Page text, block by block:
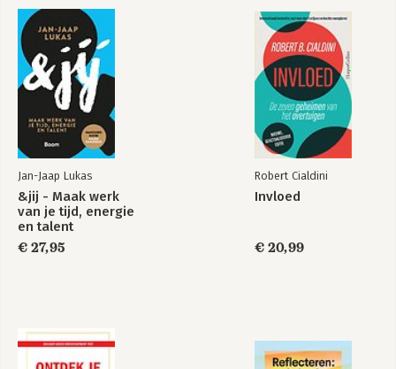
Bekijk alle boeken
Hoe nu verder?
Over de auteur
Nawoord
Jan-Jaap Lukas
&jij - Maak werk
van je tijd, energie
en talent
€ 27,95
Robert Cialdini
Invloed
€ 20,99